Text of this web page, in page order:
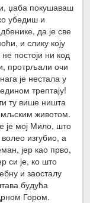
џаба покушаваш
убедиш и
да је све
и слику коју
постоји ни код
протрљали очи
је нестала у
трептају!
ту више ништа
животом.
је мој Мило, што
изгубио, а
јер као прво,
си је, ко што
и заосталу
будућа
Гором.